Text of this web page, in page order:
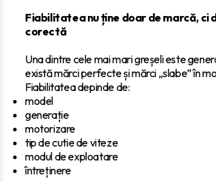
Fiabilitatea nu ține doar de marcă, ci
corectă
Una dintre cele mai mari greșeli este
există mărci perfecte și mărci „slabe” în
Fiabilitatea depinde de:
model
generație
motorizare
tip de cutie de viteze
modul de exploatare
întreținere